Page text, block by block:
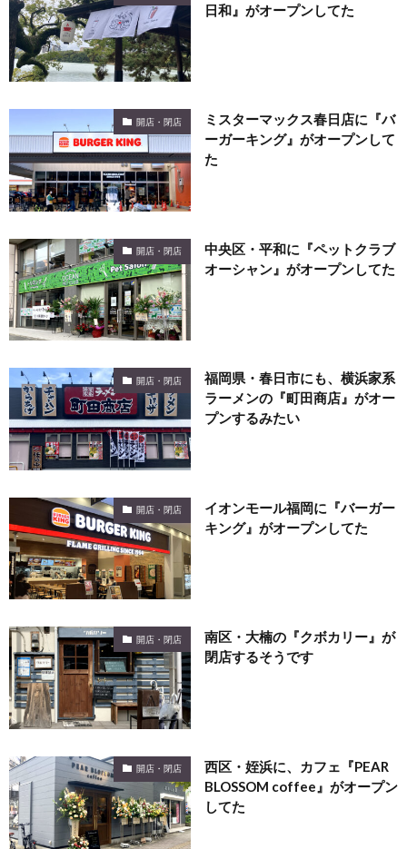
日和』がオープンしてた
開店・閉店
ミスターマックス春日店に『バ
ーガーキング』がオープンして
た
開店・閉店
中央区・平和に『ペットクラブ
オーシャン』がオープンしてた
開店・閉店
福岡県・春日市にも、横浜家系
ラーメンの『町田商店』がオー
プンするみたい
開店・閉店
イオンモール福岡に『バーガー
キング』がオープンしてた
開店・閉店
南区・大楠の『クボカリー』が
閉店するそうです
開店・閉店
西区・姪浜に、カフェ『PEAR
BLOSSOM coffee』がオープン
してた